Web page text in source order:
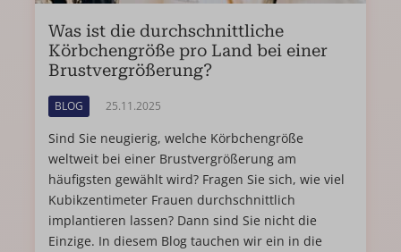
Was ist die durchschnittliche
Körbchengröße pro Land bei einer
Brustvergrößerung?
BLOG 25.11.2025
Sind Sie neugierig, welche Körbchengröße
weltweit bei einer Brustvergrößerung am
häufigsten gewählt wird? Fragen Sie sich, wie viel
Kubikzentimeter Frauen durchschnittlich
implantieren lassen? Dann sind Sie nicht die
Einzige. In diesem Blog tauchen wir ein in die